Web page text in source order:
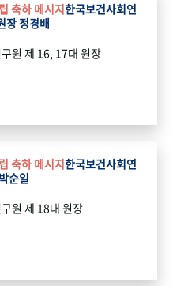
축하 메시지한국보건사회연
장 정경배
원 제 16, 17대 원장
축하 메시지한국보건사회연
박순일
원 제 18대 원장